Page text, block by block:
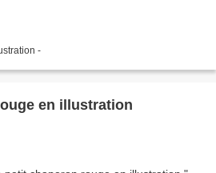
-
en illustration